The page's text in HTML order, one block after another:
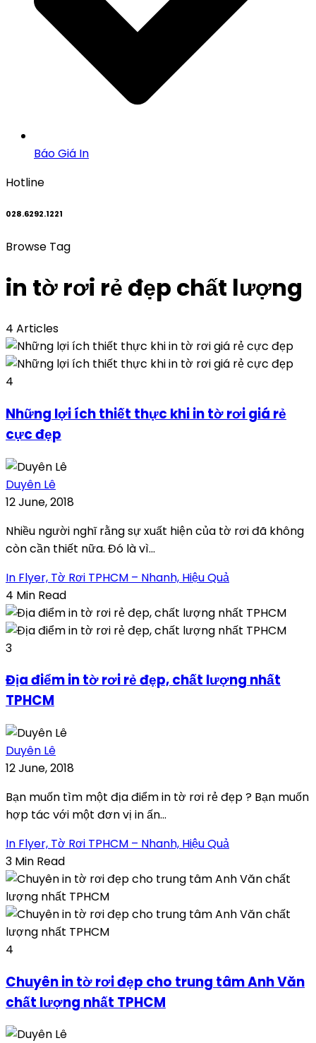
Báo Giá In
Hotline
028.6292.1221
Browse Tag
in tờ rơi rẻ đẹp chất lượng
4 Articles
4
Những lợi ích thiết thực khi in tờ rơi giá rẻ
cực đẹp
Duyên Lê
12 June, 2018
Nhiều người nghĩ rằng sự xuất hiện của tờ rơi đã không
còn cần thiết nữa. Đó là vì...
In Flyer, Tờ Rơi TPHCM – Nhanh, Hiệu Quả
4 Min Read
3
Địa điểm in tờ rơi rẻ đẹp, chất lượng nhất
TPHCM
Duyên Lê
12 June, 2018
Bạn muốn tìm một địa điểm in tờ rơi rẻ đẹp ? Bạn muốn
hợp tác với một đơn vị in ấn...
In Flyer, Tờ Rơi TPHCM – Nhanh, Hiệu Quả
3 Min Read
4
Chuyên in tờ rơi đẹp cho trung tâm Anh Văn
chất lượng nhất TPHCM